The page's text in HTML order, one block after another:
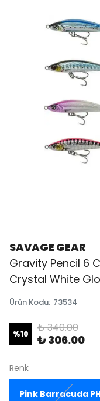
SAVAGE GEAR
Gravity Pencil 6
Crystal White
Ürün Kodu: 73534
%10 ₺ 340.00
₺ 306.00
Renk
Pink Barracuda